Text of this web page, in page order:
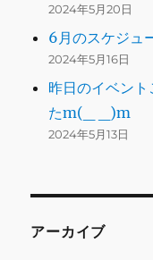
2024年5月20日
6月のスケジュ
2024年5月16日
昨日のイベン
たm(_ _)m
2024年5月13日
アーカイブ